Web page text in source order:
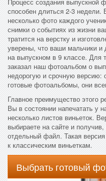
способен длиться 2-3 недели.
несколько фото каждого
снимки о событиях из жизни
тратится на верстку и
уверены, что ваши мальчики и
на выпускном в 9 классе. Для
заказал наш фотоальбом о
недорогую и срочную версию:
готовые фотоальбомы, они
Главное преимущество этого
Вы в состоянии напечатать у
несколько листов виньеток.
выбираете на сайте и
отдельный файл. Такая
к классическим виньеткам.
Выбрать готовый